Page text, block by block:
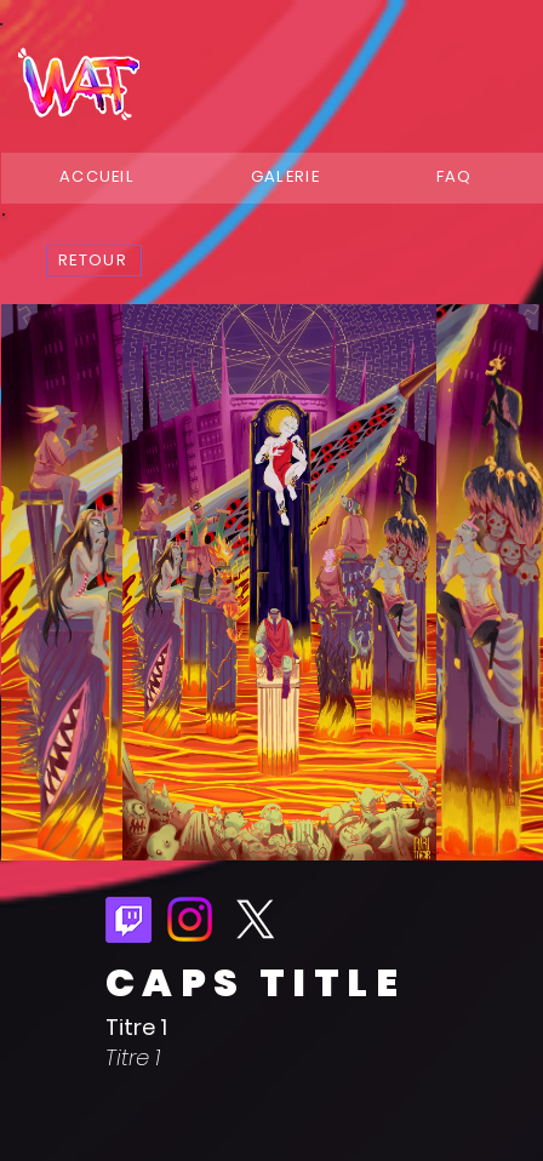
ACCUEIL GALERIE FAQ
RETOUR
CAPS TITLE
Titre 1
Titre 1